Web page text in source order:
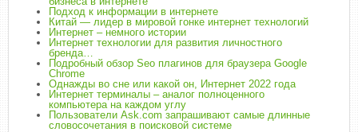
Подход к информации в интернете
Китай — лидер в мировой гонке интернет технологий
Интернет – немного истории
Интернет технологии для развития личностного
бренда…
Подробный обзор Seo плагинов для браузера Google
Chrome
Однажды во сне или какой он, Интернет 2022 года
Интернет терминалы – аналог полноценного
компьютера на каждом углу
Пользователи Ask.com запрашивают самые длинные
словосочетания в поисковой системе